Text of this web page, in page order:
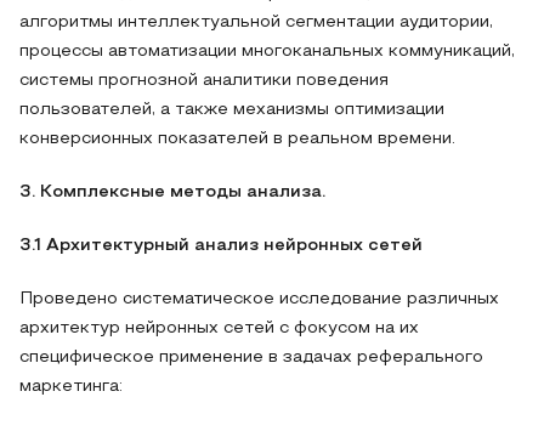
алгоритмы интеллектуальной сегментации аудитории,
процессы автоматизации многоканальных коммуникаций,
системы прогнозной аналитики поведения
пользователей, а также механизмы оптимизации
конверсионных показателей в реальном времени.
3. Комплексные методы анализа.
3.1 Архитектурный анализ нейронных сетей
Проведено систематическое исследование различных
архитектур нейронных сетей с фокусом на их
специфическое применение в задачах реферального
маркетинга: